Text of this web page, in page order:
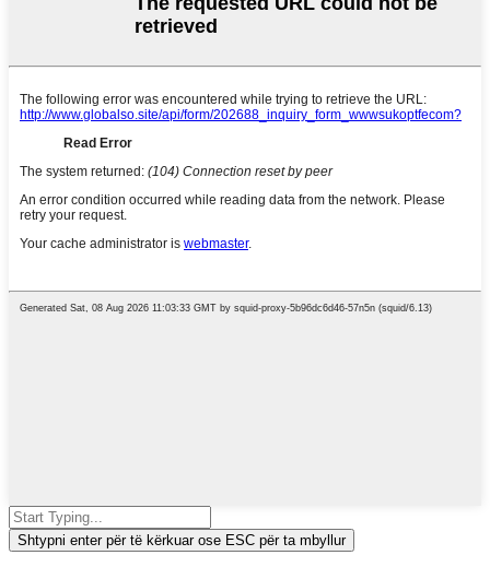
Shtypni enter për të kërkuar ose ESC për ta mbyllur